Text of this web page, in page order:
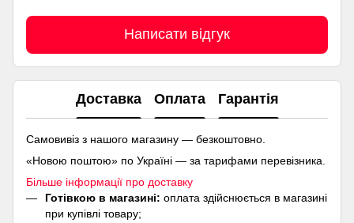
Написати відгук
Доставка Оплата Гарантія
Самовивіз з нашого магазину — безкоштовно.
«Новою поштою» по Україні — за тарифами перевізника.
Більше інформації про доставку
Готівкою в магазині: оплата здійснюється в магазині
при купівлі товару;